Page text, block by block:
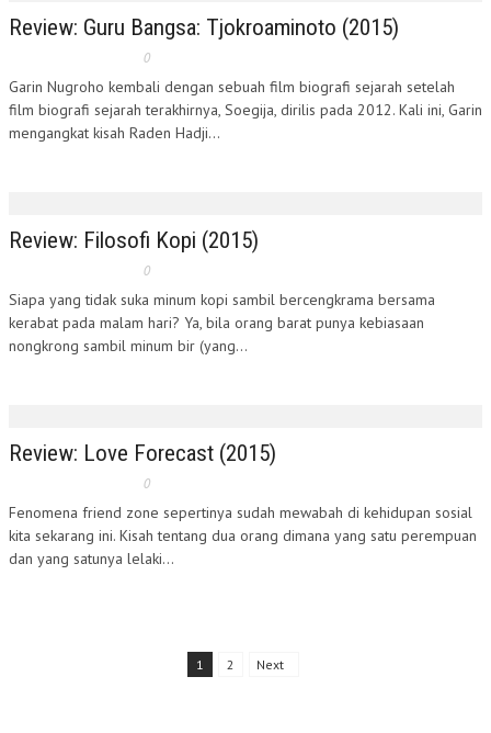
Review: Guru Bangsa: Tjokroaminoto (2015)
0
Garin Nugroho kembali dengan sebuah film biografi sejarah setelah
film biografi sejarah terakhirnya, Soegija, dirilis pada 2012. Kali ini, Garin
mengangkat kisah Raden Hadji...
Review: Filosofi Kopi (2015)
0
Siapa yang tidak suka minum kopi sambil bercengkrama bersama
kerabat pada malam hari? Ya, bila orang barat punya kebiasaan
nongkrong sambil minum bir (yang...
Review: Love Forecast (2015)
0
Fenomena friend zone sepertinya sudah mewabah di kehidupan sosial
kita sekarang ini. Kisah tentang dua orang dimana yang satu perempuan
dan yang satunya lelaki...
1 2 Next